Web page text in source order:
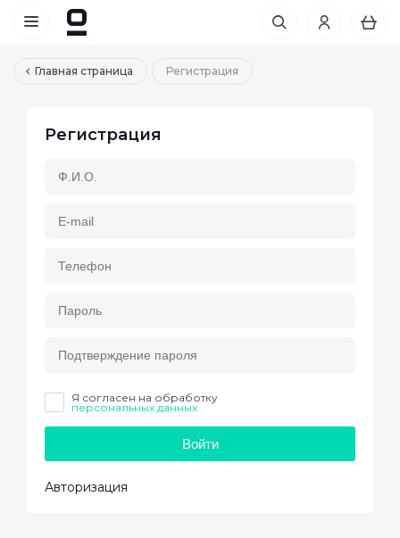
Главная страница Регистрация
Регистрация
Я согласен на обработку
персональных данных
Войти
Авторизация